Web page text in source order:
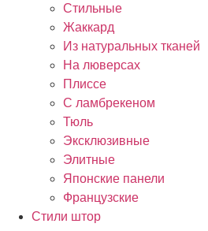
Стильные
Жаккард
Из натуральных тканей
На люверсах
Плиссе
С ламбрекеном
Тюль
Эксклюзивные
Элитные
Японские панели
Французские
Стили штор